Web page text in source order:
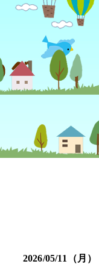
2026/05/11（月）